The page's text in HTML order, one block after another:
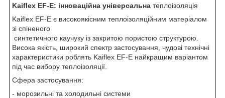
Kaiflex EF-E: інноваційна універсальна теплоізоляція
Kaiflex EF-E є високоякісним теплоізоляційним матеріалом
зі спіненого
синтетичного каучуку із закритою пористою структурою.
Висока якість, широкий спектр застосування, чудові технічні
характеристики роблять Kaiflex EF-E найкращим варіантом
під час вибору теплоізоляції.
Сфера застосування:
- морозильні та холодильні системи